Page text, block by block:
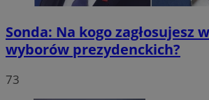
Sonda: Na kogo zagłosujesz
wyborów prezydenckich?
73